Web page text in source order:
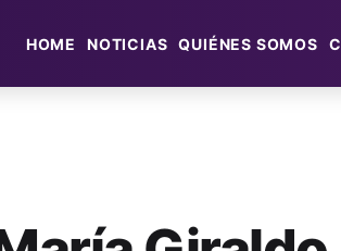
HOME NOTICIAS QUIÉNES SOMOS